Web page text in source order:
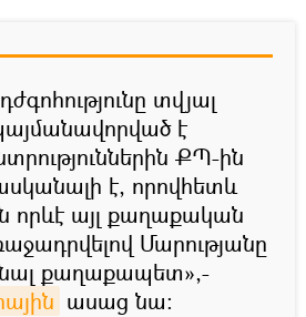
տվյալ
է
ՔՊ-ին
է, որովհետև
որևէ այլ քաղաքական
Մարությանը
քաղաքապետ»,-
ասաց նա։